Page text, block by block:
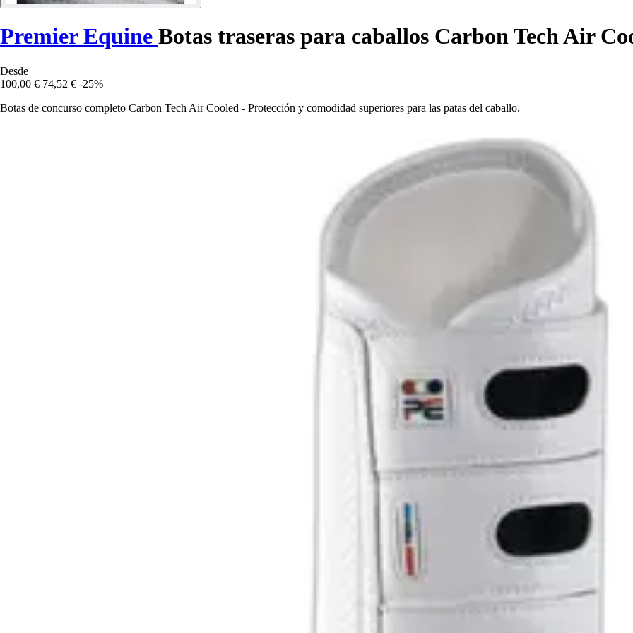
Premier Equine Botas traseras para caballos Carbon Tech Air
Desde
100,00 € 74,52 € -25%
Botas de concurso completo Carbon Tech Air Cooled - Protección y comodidad superiores para las patas del caballo.